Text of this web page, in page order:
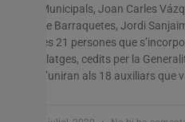
Municipals, Joan Carles
de Barraquetes, Jordi
les 21 persones que
platges, cedits per la
s’uniran als 18 auxiliars que